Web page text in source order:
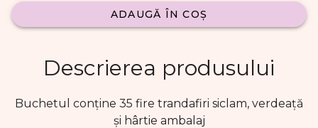
ADAUGĂ ÎN COȘ
Descrierea produsului
Buchetul conține 35 fire trandafiri siclam, verdeață
și hârtie ambalaj